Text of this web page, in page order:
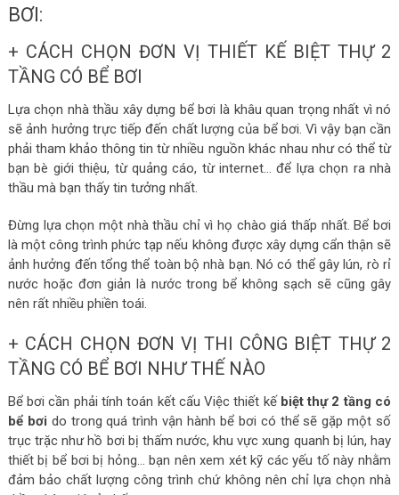
BƠI:
+ CÁCH CHỌN ĐƠN VỊ THIẾT KẾ BIỆT THỰ 2
TẦNG CÓ BỂ BƠI
Lựa chọn nhà thầu xây dựng bể bơi là khâu quan trọng nhất vì nó
sẽ ảnh hưởng trực tiếp đến chất lượng của bể bơi. Vì vậy bạn cần
phải tham khảo thông tin từ nhiều nguồn khác nhau như có thể từ
bạn bè giới thiệu, từ quảng cáo, từ internet… để lựa chọn ra nhà
thầu mà bạn thấy tin tưởng nhất.
Đừng lựa chọn một nhà thầu chỉ vì họ chào giá thấp nhất. Bể bơi
là một công trình phức tạp nếu không được xây dựng cẩn thận sẽ
ảnh hưởng đến tổng thể toàn bộ nhà bạn. Nó có thể gây lún, rò rỉ
nước hoặc đơn giản là nước trong bể không sạch sẽ cũng gây
nên rất nhiều phiền toái.
+ CÁCH CHỌN ĐƠN VỊ THI CÔNG BIỆT THỰ 2
TẦNG CÓ BỂ BƠI NHƯ THẾ NÀO
Bể bơi cần phải tính toán kết cấu Việc thiết kế biệt thự 2 tầng có
bể bơi do trong quá trình vận hành bể bơi có thể sẽ gặp một số
trục trặc như hồ bơi bị thấm nước, khu vực xung quanh bị lún, hay
thiết bị bể bơi bị hỏng… bạn nên xem xét kỹ các yếu tố này nhằm
đảm bảo chất lượng công trình chứ không nên chỉ lựa chọn nhà